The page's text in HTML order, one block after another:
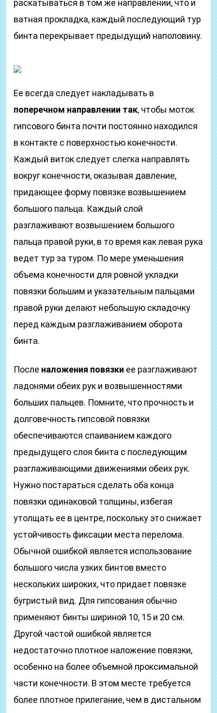
раскатываться в том же направлении, что и
ватная прокладка, каждый последующий тур
бинта перекрывает предыдущий наполовину.
Ее всегда следует накладывать в
поперечном направлении так, чтобы моток
гипсового бинта почти постоянно находился
в контакте с поверхностью конечности.
Каждый виток следует слегка направлять
вокруг конечности, оказывая давление,
придающее форму повязке возвышением
большого пальца. Каждый слой
разглаживают возвышением большого
пальца правой руки, в то время как левая рука
ведет тур за туром. По мере уменьшения
объема конечности для ровной укладки
повязки большим и указательным пальцами
правой руки делают небольшую складочку
перед каждым разглаживанием оборота
бинта.
После наложения повязки ее разглаживают
ладонями обеих рук и возвышенностями
больших пальцев. Помните, что прочность и
долговечность гипсовой повязки
обеспечиваются спаиванием каждого
предыдущего слоя бинта с последующим
разглаживающими движениями обеих рук.
Нужно постараться сделать оба конца
повязки одинаковой толщины, избегая
утолщать ее в центре, поскольку это снижает
устойчивость фиксации места перелома.
Обычной ошибкой является использование
большого числа узких бинтов вместо
нескольких широких, что придает повязке
бугристый вид. Для гипсования обычно
применяют бинты шириной 10, 15 и 20 см.
Другой частой ошибкой является
недостаточно плотное наложение повязки,
особенно на более объемной проксимальной
части конечности. В этом месте требуется
более плотное прилегание, чем в дистальном